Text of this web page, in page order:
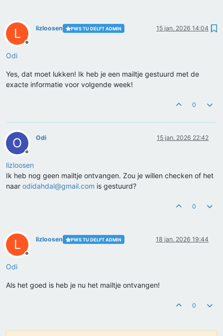
L
Offline
lizloosen PWS TU DELFT ADMIN 15 jan. 2026 14:04
Odi
Yes, dat moet lukken! Ik heb je een mailtje gestuurd met de
exacte informatie voor volgende week!
0
O
Offline
Odi 15 jan. 2026 22:42
lizloosen
Ik heb nog geen mailtje ontvangen. Zou je willen checken of het
naar odidahdal@gmail.com is gestuurd?
0
L
Offline
lizloosen PWS TU DELFT ADMIN 18 jan. 2026 19:44
Odi
Als het goed is heb je nu het mailtje ontvangen!
0